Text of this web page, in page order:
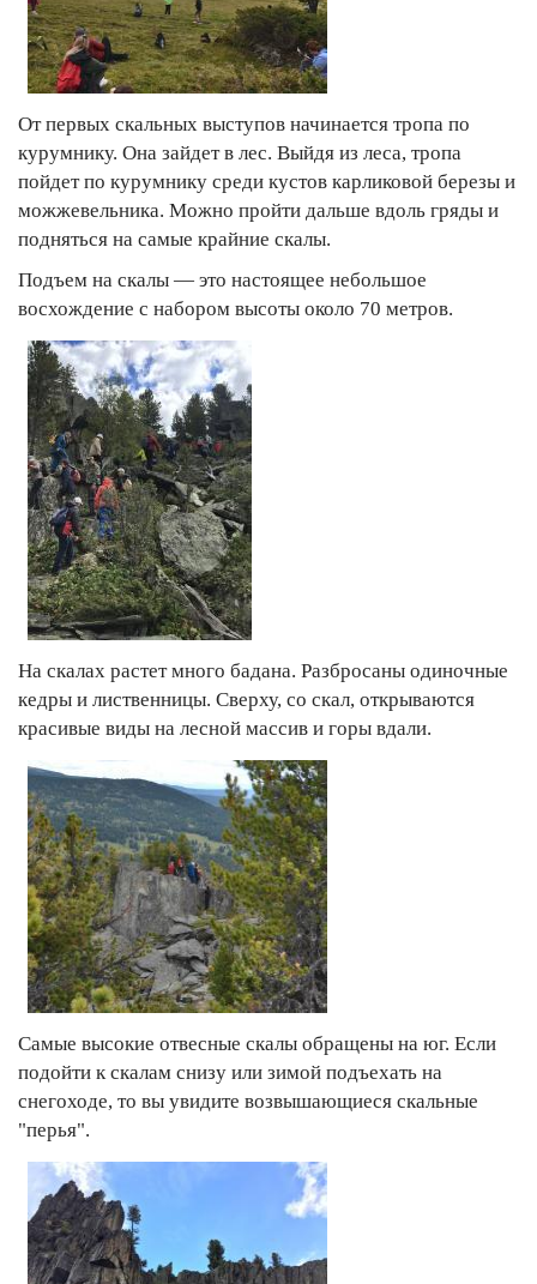
От первых скальных выступов начинается тропа по
курумнику. Она зайдет в лес. Выйдя из леса, тропа
пойдет по курумнику среди кустов карликовой березы и
можжевельника. Можно пройти дальше вдоль гряды и
подняться на самые крайние скалы.
Подъем на скалы — это настоящее небольшое
восхождение с набором высоты около 70 метров.
На скалах растет много бадана. Разбросаны одиночные
кедры и лиственницы. Сверху, со скал, открываются
красивые виды на лесной массив и горы вдали.
Самые высокие отвесные скалы обращены на юг. Если
подойти к скалам снизу или зимой подъехать на
снегоходе, то вы увидите возвышающиеся скальные
"перья".